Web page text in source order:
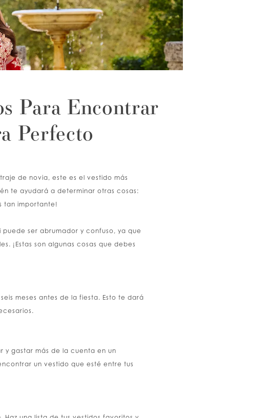
Para Encontrar
Perfecto
de novia, este es el vestido más
te ayudará a determinar otras cosas:
tan importante!
ser abrumador y confuso, ya que
¡Estas son algunas cosas que debes
meses antes de la fiesta. Esto te dará
y gastar más de la cuenta en un
un vestido que esté entre tus